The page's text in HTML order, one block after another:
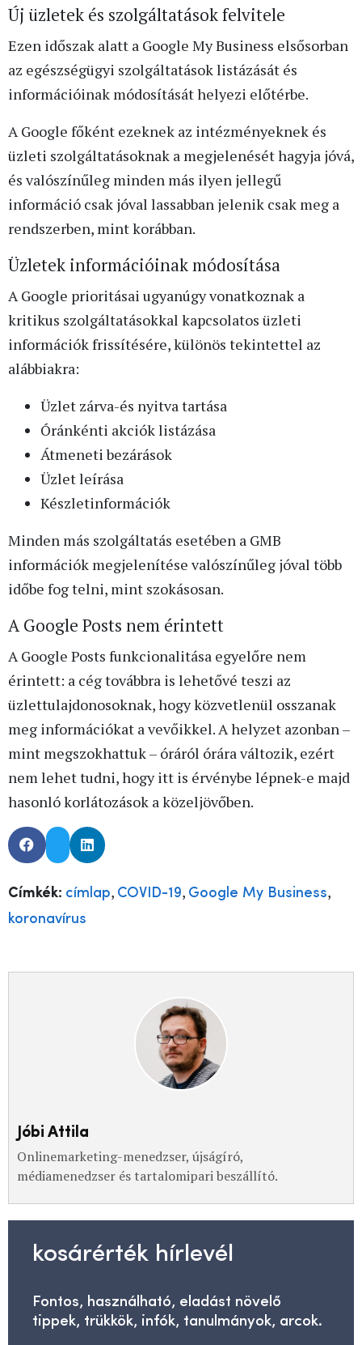
Új üzletek és szolgáltatások felvitele
Ezen időszak alatt a Google My Business elsősorban
az egészségügyi szolgáltatások listázását és
információinak módosítását helyezi előtérbe.
A Google főként ezeknek az intézményeknek és
üzleti szolgáltatásoknak a megjelenését hagyja jóvá,
és valószínűleg minden más ilyen jellegű
információ csak jóval lassabban jelenik csak meg a
rendszerben, mint korábban.
Üzletek információinak módosítása
A Google prioritásai ugyanúgy vonatkoznak a
kritikus szolgáltatásokkal kapcsolatos üzleti
információk frissítésére, különös tekintettel az
alábbiakra:
Üzlet zárva-és nyitva tartása
Óránkénti akciók listázása
Átmeneti bezárások
Üzlet leírása
Készletinformációk
Minden más szolgáltatás esetében a GMB
információk megjelenítése valószínűleg jóval több
időbe fog telni, mint szokásosan.
A Google Posts nem érintett
A Google Posts funkcionalitása egyelőre nem
érintett: a cég továbbra is lehetővé teszi az
üzlettulajdonosoknak, hogy közvetlenül osszanak
meg információkat a vevőikkel. A helyzet azonban –
mint megszokhattuk – óráról órára változik, ezért
nem lehet tudni, hogy itt is érvénybe lépnek-e majd
hasonló korlátozások a közeljövőben.
Címkék: címlap, COVID-19, Google My Business,
koronavírus
Jóbi Attila
Onlinemarketing-menedzser, újságíró,
médiamenedzser és tartalomipari beszállító.
kosárérték hírlevél
Fontos, használható, eladást növelő
tippek, trükkök, infók, tanulmányok, arcok.